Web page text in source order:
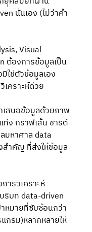
นั่นเอง (ไม่ว่าคำ
Visual
ต้องการข้อมูลเป็น
ใช่ตัวข้อมูลเอง
เคราะห์ด้วย
เสนอข้อมูลด้วยภาพ
ท่ง กราฟเส้น ชารต์
มหาศาล data
ำคัญ ที่ส่งให้ข้อมูล
ารวิเคราะห์
ริบท data-driven
หมายที่ซับซ้อนกว่า
กรม)หลากหลายให้